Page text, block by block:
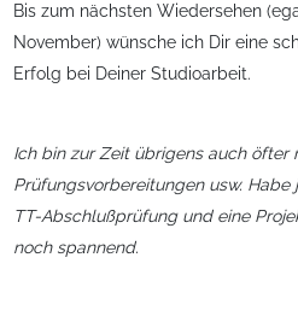
Bis zum nächsten Wiedersehen
November) wünsche ich Dir eine
Erfolg bei Deiner Studioarbeit.
Ich bin zur Zeit übrigens auch öfter
Prüfungsvorbereitungen usw.
TT-Abschlußprüfung und eine
noch spannend.